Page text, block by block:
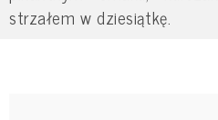
strzałem w dziesiątkę.